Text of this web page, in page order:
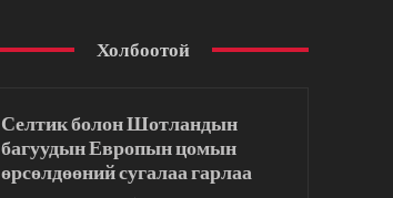
Холбоотой
Селтик болон Шотландын
багуудын Европын цомын
өрсөлдөөний сугалаа гарлаа